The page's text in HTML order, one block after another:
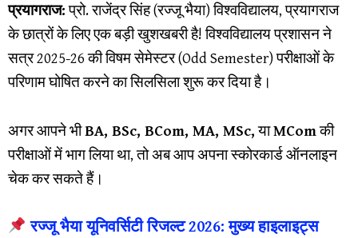
प्रयागराज:प्रो. राजेंद्र सिंह (रज्जू भैया) विश्वविद्यालय, प्रयागराज
के छात्रों के लिए एक बड़ी खुशखबरी है! विश्वविद्यालय प्रशासन ने
सत्र 2025-26 की विषम सेमेस्टर (Odd Semester) परीक्षाओं के
परिणाम घोषित करने का सिलसिला शुरू कर दिया है।
​अगर आपने भीBA, BSc, BCom, MA, MSc,याMComकी
परीक्षाओं में भाग लिया था, तो अब आप अपना स्कोरकार्ड ऑनलाइन
चेक कर सकते हैं।
रज्जू भैया यूनिवर्सिटी रिजल्ट 2026: मुख्य हाइलाइट्स